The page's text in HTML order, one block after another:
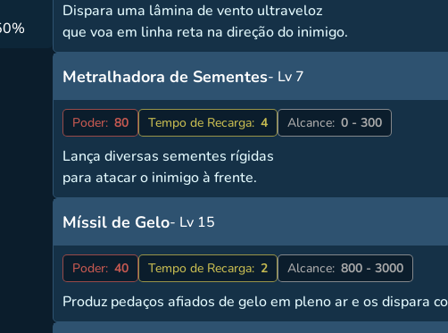
Dispara uma lâmina de vento ultraveloz
que voa em linha reta na direção do inimigo.
Metralhadora de Sementes- Lv 7
Poder: 80 Tempo de Recarga: 4 Alcance: 0 - 300
Lança diversas sementes rígidas
para atacar o inimigo à frente.
Míssil de Gelo- Lv 15
Poder: 40 Tempo de Recarga: 2 Alcance: 800 - 3000
Produz pedaços afiados de gelo em pleno ar e os dispara